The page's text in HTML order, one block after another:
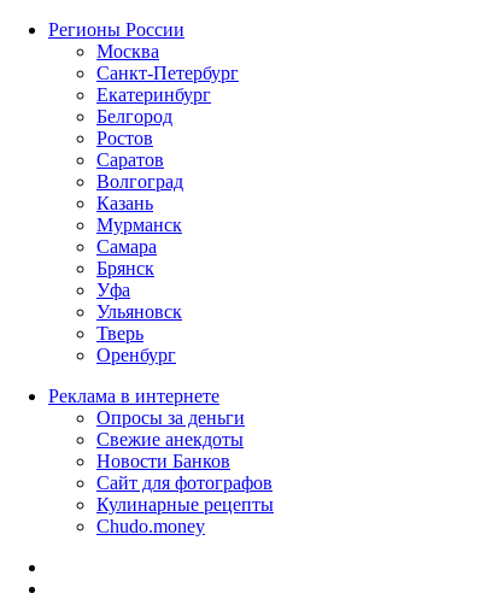
Регионы России
Москва
Санкт-Петербург
Екатеринбург
Белгород
Ростов
Саратов
Волгоград
Казань
Мурманск
Самара
Брянск
Уфа
Ульяновск
Тверь
Оренбург
Реклама в интернете
Опросы за деньги
Свежие анекдоты
Новости Банков
Сайт для фотографов
Кулинарные рецепты
Chudo.money